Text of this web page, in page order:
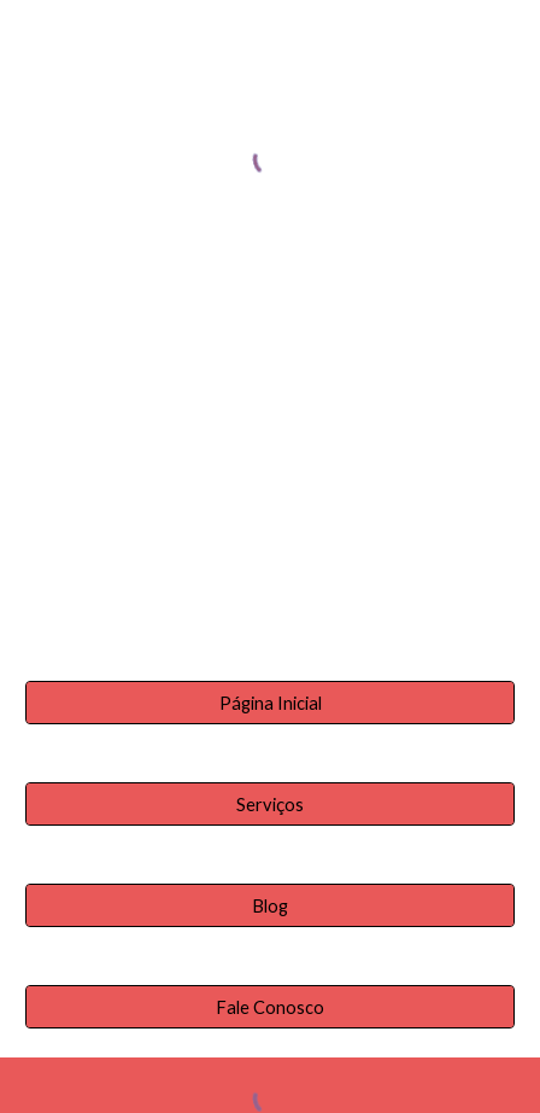
Página Inicial
Serviços
Blog
Fale Conosco